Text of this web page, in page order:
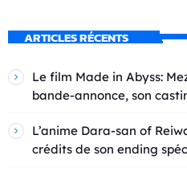
ARTICLES RÉCENTS
Le film Made in Abyss:
bande-annonce, son
L’anime Dara-san of
crédits de son ending